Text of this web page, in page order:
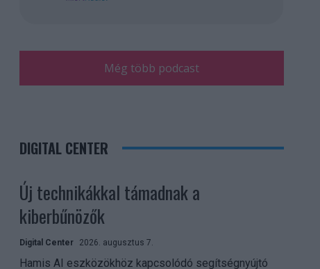
Még több podcast
DIGITAL CENTER
Új technikákkal támadnak a
kiberbűnözők
Digital Center 2026. augusztus 7.
Hamis AI eszközökhöz kapcsolódó segítségnyújtó